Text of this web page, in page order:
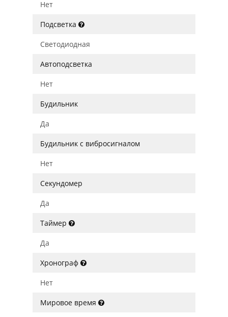
Нет
Подсветка
Светодиодная
Автоподсветка
Нет
Будильник
Да
Будильник с вибросигналом
Нет
Секундомер
Да
Таймер
Да
Хронограф
Нет
Мировое время